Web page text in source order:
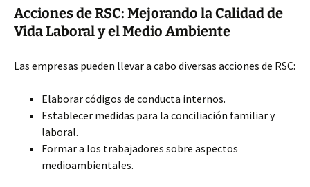
Acciones de RSC: Mejorando la Calidad de
Vida Laboral y el Medio Ambiente
Las empresas pueden llevar a cabo diversas acciones de RSC:
Elaborar códigos de conducta internos.
Establecer medidas para la conciliación familiar y
laboral.
Formar a los trabajadores sobre aspectos
medioambientales.